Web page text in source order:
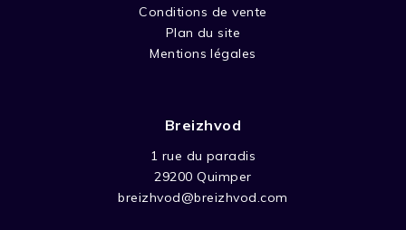
Conditions de vente
Plan du site
Mentions légales
Breizhvod
1 rue du paradis
29200 Quimper
breizhvod@breizhvod.com